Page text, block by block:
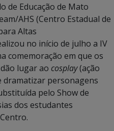
de Educação de Mato
AHS (Centro Estadual de
Altas
no início de julho a IV
comemoração em que os
lugar ao cosplay(ação
dramatizar personagens
pelo Show de
dos estudantes